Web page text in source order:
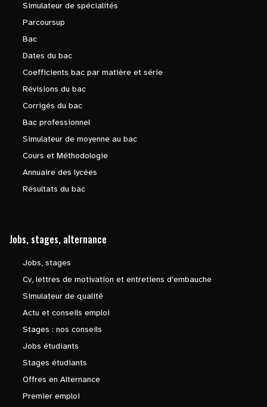
Simulateur de spécialités
Parcoursup
Bac
Dates du bac
Coefficients bac par matière et série
Révisions du bac
Corrigés du bac
Bac professionnel
Simulateur de moyenne au bac
Cours et Méthodologie
Annuaire des lycées
Résultats du bac
Jobs, stages, alternance
Jobs, stages
Cv, lettres de motivation et entretiens d'embauche
Simulateur de qualité
Actu et conseils emploi
Stages : nos conseils
Jobs étudiants
Stages étudiants
Offres en Alternance
Premier emploi